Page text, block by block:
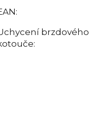
:
brzdového
: